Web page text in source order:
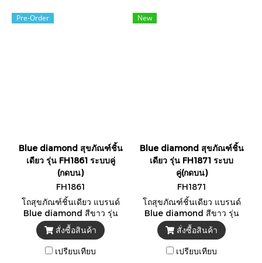
Pre-Order
Blue diamond สุขภัณฑ์ชิ้น
เดียว รุ่น FH1861 ระบบคู่
(กดบน)
FH1861
โถสุขภัณฑ์ชิ้นเดียว แบรนด์
Blue diamond สีขาว รุ่น
FH1861 ** แถมสายน้ำดีสแตน
เลส 1 เส้น + ขี้ผึ้งกันกลิ่น **
-รับรองมาตรฐาน มอก. TIS
792-2554
สั่งซื้อสินค้า
เปรียบเทียบ
New
Blue diamond สุขภัณฑ์ชิ้น
เดียว รุ่น FH1871 ระบบ
คู่(กดบน)
FH1871
โถสุขภัณฑ์ชิ้นเดียว แบรนด์
Blue diamond สีขาว รุ่น
FH1871 ** แถมสายน้ำดีสแตน
เลส 1 เส้น + ขี้ผึ้งกันกลิ่น **
-รับรองมาตรฐาน มอก. TIS
792-2554
สั่งซื้อสินค้า
เปรียบเทียบ